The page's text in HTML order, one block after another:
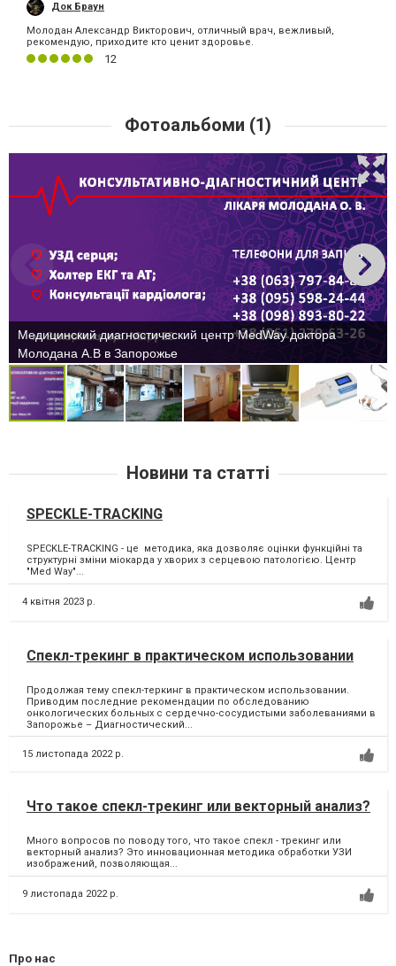
Док Браун
Молодан Александр Викторович, отличный врач, вежливый,
рекомендую, приходите кто ценит здоровье.
12
Фотоальбоми (1)
Медицинский диагностический центр MedWay доктора
Молодана А.В в Запорожье
Новини та статті
SPECKLE-TRACKING
SPECKLE-TRACKING - це методика, яка дозволяє оцінки функційні та
структурні зміни міокарда у хворих з серцевою патологією. Центр
"Med Way"...
4 квітня 2023 р.
Спекл-трекинг в практическом использовании
Продолжая тему спекл-теркинг в практическом использовании.
Приводим последние рекомендации по обследованию
онкологических больных с сердечно-сосудистыми заболеваниями в
Запорожье – Диагностический...
15 листопада 2022 р.
Что такое спекл-трекинг или векторный анализ?
Много вопросов по поводу того, что такое спекл - трекинг или
векторный анализ? Это инновационная методика обработки УЗИ
изображений, позволяющая...
9 листопада 2022 р.
Про нас